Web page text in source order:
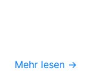
Mehr lesen →